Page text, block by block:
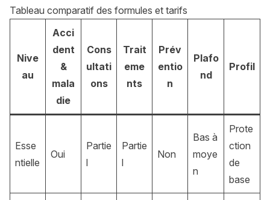
Tableau comparatif des formules et tarifs
Nive
au
Acci
dent
&
mala
die
Cons
ultati
ons
Trait
eme
nts
Prév
entio
n
Plafo
nd
Profil
Esse
ntielle
Oui
Partie
l
Partie
l
Non
Bas à
moye
n
Prote
ction
de
base